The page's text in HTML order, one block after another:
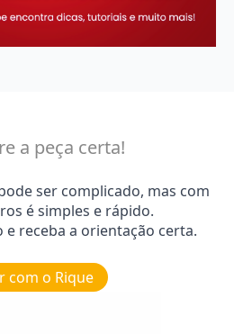
a peça certa!
ser complicado, mas com
é simples e rápido.
receba a orientação certa.
com o Rique